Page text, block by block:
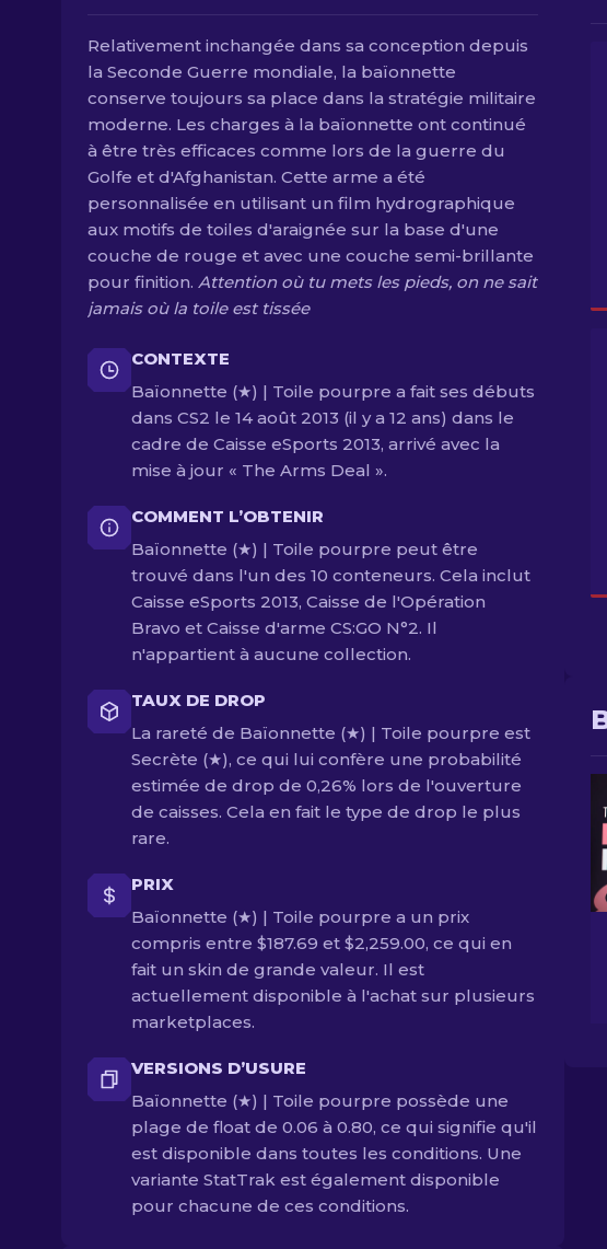
Relativement inchangée dans sa conception depuis
la Seconde Guerre mondiale, la baïonnette
conserve toujours sa place dans la stratégie militaire
moderne. Les charges à la baïonnette ont continué
à être très efficaces comme lors de la guerre du
Golfe et d'Afghanistan. Cette arme a été
personnalisée en utilisant un film hydrographique
aux motifs de toiles d'araignée sur la base d'une
couche de rouge et avec une couche semi-brillante
pour finition. Attention où tu mets les pieds, on ne sait
jamais où la toile est tissée
CONTEXTE
Baïonnette (★) | Toile pourpre a fait ses débuts
dans CS2 le 14 août 2013 (il y a 12 ans) dans le
cadre de Caisse eSports 2013, arrivé avec la
mise à jour « The Arms Deal ».
COMMENT L’OBTENIR
Baïonnette (★) | Toile pourpre peut être
trouvé dans l'un des 10 conteneurs. Cela inclut
Caisse eSports 2013, Caisse de l'Opération
Bravo et Caisse d'arme CS:GO N°2. Il
n'appartient à aucune collection.
TAUX DE DROP
La rareté de Baïonnette (★) | Toile pourpre est
Secrète (★), ce qui lui confère une probabilité
estimée de drop de 0,26% lors de l'ouverture
de caisses. Cela en fait le type de drop le plus
rare.
PRIX
Baïonnette (★) | Toile pourpre a un prix
compris entre $187.69 et $2,259.00, ce qui en
fait un skin de grande valeur. Il est
actuellement disponible à l'achat sur plusieurs
marketplaces.
VERSIONS D’USURE
Baïonnette (★) | Toile pourpre possède une
plage de float de 0.06 à 0.80, ce qui signifie qu'il
est disponible dans toutes les conditions. Une
variante StatTrak est également disponible
pour chacune de ces conditions.